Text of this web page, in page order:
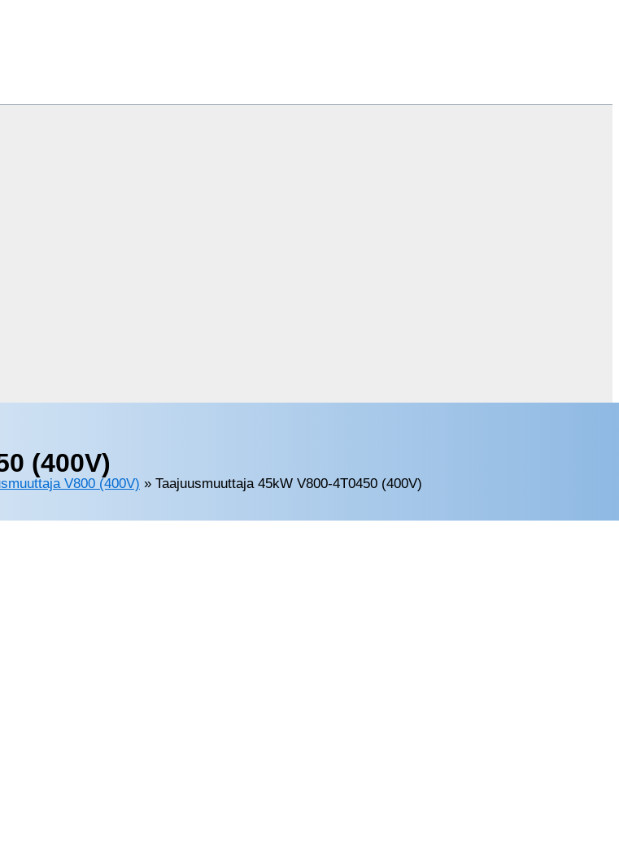
(400V)
V800 (400V) » Taajuusmuuttaja 45kW V800-4T0450 (400V)